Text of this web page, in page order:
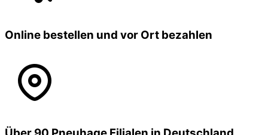
Online bestellen und vor Ort bezahlen